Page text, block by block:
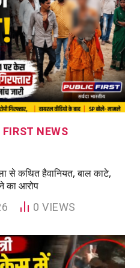
NEWS
से कथित हैवानियत, बाल काटे,
का आरोप
0 VIEWS